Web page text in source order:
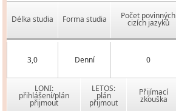
Délka studia Forma studia Počet povinných
cizích jazyků
3,0 Denní 0
LONI:
přihlášení/plán
přijmout
LETOS:
plán
přijmout
Přijímací
zkouška